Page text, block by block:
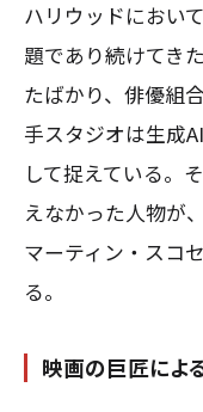
ハリウッドにおい
題であり続けてき
たばかり、俳優組
手スタジオは生成
して捉えている。
えなかった人物が
マーティン・スコ
る。
映画の巨匠によ